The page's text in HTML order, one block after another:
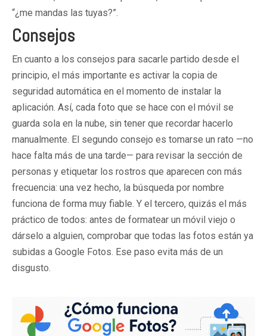
“¿me mandas las tuyas?”.
Consejos
En cuanto a los consejos para sacarle partido desde el
principio, el más importante es activar la copia de
seguridad automática en el momento de instalar la
aplicación. Así, cada foto que se hace con el móvil se
guarda sola en la nube, sin tener que recordar hacerlo
manualmente. El segundo consejo es tomarse un rato —no
hace falta más de una tarde— para revisar la sección de
personas y etiquetar los rostros que aparecen con más
frecuencia: una vez hecho, la búsqueda por nombre
funciona de forma muy fiable. Y el tercero, quizás el más
práctico de todos: antes de formatear un móvil viejo o
dárselo a alguien, comprobar que todas las fotos están ya
subidas a Google Fotos. Ese paso evita más de un
disgusto.